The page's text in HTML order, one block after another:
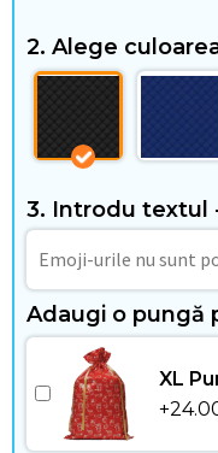
r
i
C
a
s
ă
2. Alege
3. Introdu textul
Adaugi o pungă
XL
+